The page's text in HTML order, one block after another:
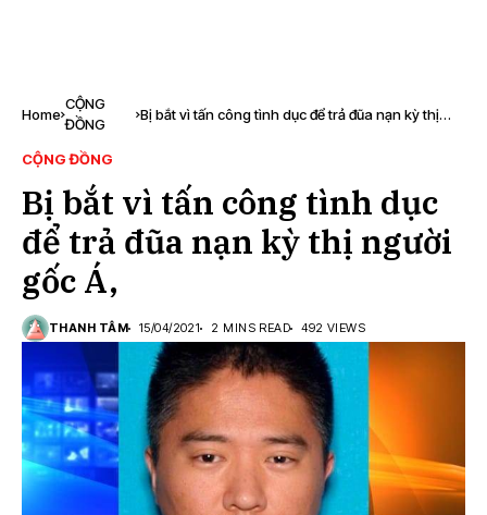
Home
CỘNG
ĐỒNG
Bị bắt vì tấn công tình dục để trả đũa nạn kỳ thị
CỘNG ĐỒNG
Bị bắt vì tấn công tình dục
để trả đũa nạn kỳ thị người
gốc Á,
THANH TÂM 15/04/2021 2 MINS READ 492 VIEWS